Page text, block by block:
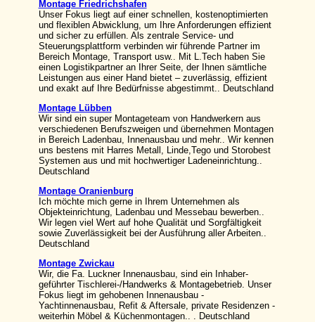
Montage Friedrichshafen
Unser Fokus liegt auf einer schnellen, kostenoptimierten
und flexiblen Abwicklung, um Ihre Anforderungen effizient
und sicher zu erfüllen. Als zentrale Service- und
Steuerungsplattform verbinden wir führende Partner im
Bereich Montage, Transport usw.. Mit L.Tech haben Sie
einen Logistikpartner an Ihrer Seite, der Ihnen sämtliche
Leistungen aus einer Hand bietet – zuverlässig, effizient
und exakt auf Ihre Bedürfnisse abgestimmt.. Deutschland
Montage Lübben
Wir sind ein super Montageteam von Handwerkern aus
verschiedenen Berufszweigen und übernehmen Montagen
in Bereich Ladenbau, Innenausbau und mehr.. Wir kennen
uns bestens mit Harres Metall, Linde,Tego und Storobest
Systemen aus und mit hochwertiger Ladeneinrichtung..
Deutschland
Montage Oranienburg
Ich möchte mich gerne in Ihrem Unternehmen als
Objekteinrichtung, Ladenbau und Messebau bewerben..
Wir legen viel Wert auf hohe Qualität und Sorgfältigkeit
sowie Zuverlässigkeit bei der Ausführung aller Arbeiten..
Deutschland
Montage Zwickau
Wir, die Fa. Luckner Innenausbau, sind ein Inhaber-
geführter Tischlerei-/Handwerks & Montagebetrieb. Unser
Fokus liegt im gehobenen Innenausbau -
Yachtinnenausbau, Refit & Aftersale, private Residenzen -
weiterhin Möbel & Küchenmontagen.. . Deutschland